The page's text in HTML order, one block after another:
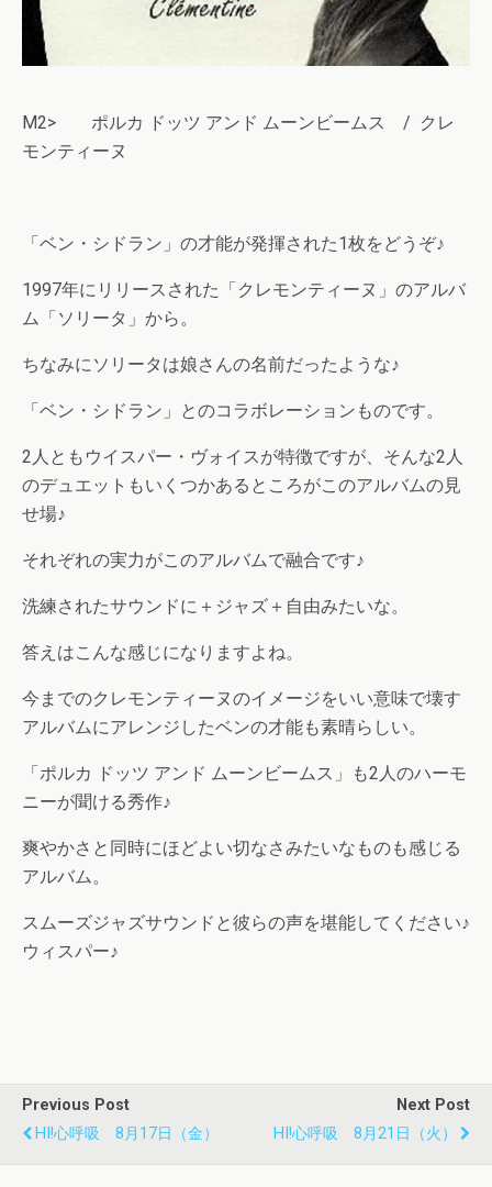
M2> ポルカ ドッツ アンド ムーンビームス / クレ
モンティーヌ
「ベン・シドラン」の才能が発揮された1枚をどうぞ♪
1997年にリリースされた「クレモンティーヌ」のアルバ
ム「ソリータ」から。
ちなみにソリータは娘さんの名前だったような♪
「ベン・シドラン」とのコラボレーションものです。
2人ともウイスパー・ヴォイスが特徴ですが、そんな2人
のデュエットもいくつかあるところがこのアルバムの見
せ場♪
それぞれの実力がこのアルバムで融合です♪
洗練されたサウンドに＋ジャズ＋自由みたいな。
答えはこんな感じになりますよね。
今までのクレモンティーヌのイメージをいい意味で壊す
アルバムにアレンジしたベンの才能も素晴らしい。
「ポルカ ドッツ アンド ムーンビームス」も2人のハーモ
ニーが聞ける秀作♪
爽やかさと同時にほどよい切なさみたいなものも感じる
アルバム。
スムーズジャズサウンドと彼らの声を堪能してください♪
ウィスパー♪
Previous Post
HI!心呼吸 8月17日（金）
Next Post
HI!心呼吸 8月21日（火）